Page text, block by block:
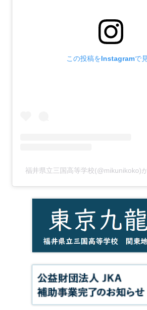
この投稿をInstagramで
福井県立三国高等学校(@mikunikoko)